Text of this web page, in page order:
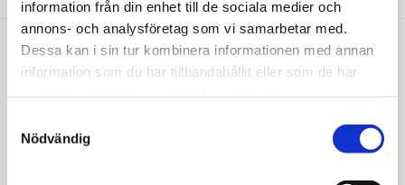
information från din enhet till de sociala medier och
annons- och analysföretag som vi samarbetar med.
Dessa kan i sin tur kombinera informationen med annan
information som du har tillhandahållit eller som de har
Nödvändig
Du gillar kanske också…